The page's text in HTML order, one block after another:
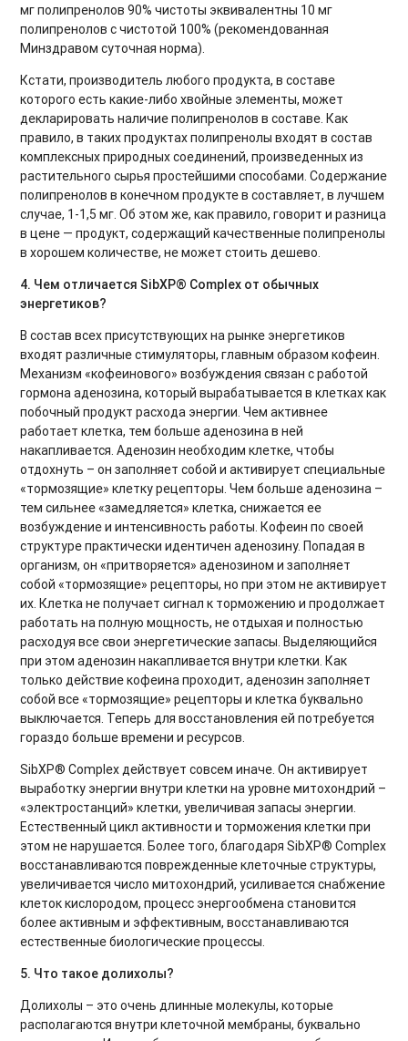
мг полипренолов 90% чистоты эквивалентны 10 мг
полипренолов с чистотой 100% (рекомендованная
Минздравом суточная норма).
Кстати, производитель любого продукта, в составе
которого есть какие-либо хвойные элементы, может
декларировать наличие полипренолов в составе. Как
правило, в таких продуктах полипренолы входят в состав
комплексных природных соединений, произведенных из
растительного сырья простейшими способами. Содержание
полипренолов в конечном продукте в составляет, в лучшем
случае, 1-1,5 мг. Об этом же, как правило, говорит и разница
в цене — продукт, содержащий качественные полипренолы
в хорошем количестве, не может стоить дешево.
4. Чем отличается SibXP® Complex от обычных
энергетиков?
В состав всех присутствующих на рынке энергетиков
входят различные стимуляторы, главным образом кофеин.
Механизм «кофеинового» возбуждения связан с работой
гормона аденозина, который вырабатывается в клетках как
побочный продукт расхода энергии. Чем активнее
работает клетка, тем больше аденозина в ней
накапливается. Аденозин необходим клетке, чтобы
отдохнуть – он заполняет собой и активирует специальные
«тормозящие» клетку рецепторы. Чем больше аденозина –
тем сильнее «замедляется» клетка, снижается ее
возбуждение и интенсивность работы. Кофеин по своей
структуре практически идентичен аденозину. Попадая в
организм, он «притворяется» аденозином и заполняет
собой «тормозящие» рецепторы, но при этом не активирует
их. Клетка не получает сигнал к торможению и продолжает
работать на полную мощность, не отдыхая и полностью
расходуя все свои энергетические запасы. Выделяющийся
при этом аденозин накапливается внутри клетки. Как
только действие кофеина проходит, аденозин заполняет
собой все «тормозящие» рецепторы и клетка буквально
выключается. Теперь для восстановления ей потребуется
гораздо больше времени и ресурсов.
SibXP® Complex действует совсем иначе. Он активирует
выработку энергии внутри клетки на уровне митохондрий –
«электростанций» клетки, увеличивая запасы энергии.
Естественный цикл активности и торможения клетки при
этом не нарушается. Более того, благодаря SibXP® Complex
восстанавливаются поврежденные клеточные структуры,
увеличивается число митохондрий, усиливается снабжение
клеток кислородом, процесс энергообмена становится
более активным и эффективным, восстанавливаются
естественные биологические процессы.
5. Что такое долихолы?
Долихолы – это очень длинные молекулы, которые
располагаются внутри клеточной мембраны, буквально